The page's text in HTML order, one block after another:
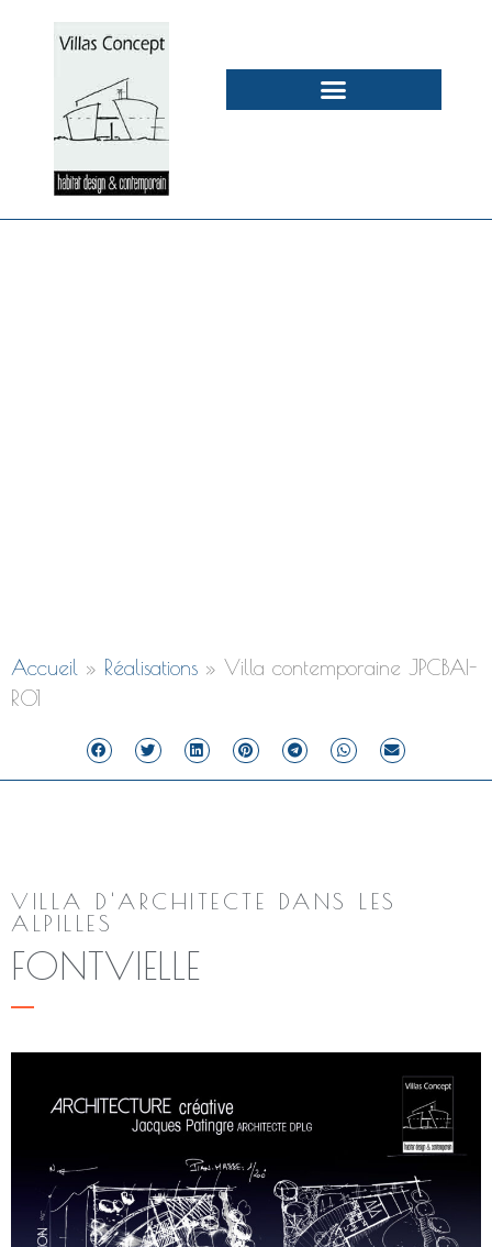
Accueil » Réalisations » Villa contemporaine JPCBAI-
R01
VILLA D'ARCHITECTE DANS LES
ALPILLES
FONTVIELLE